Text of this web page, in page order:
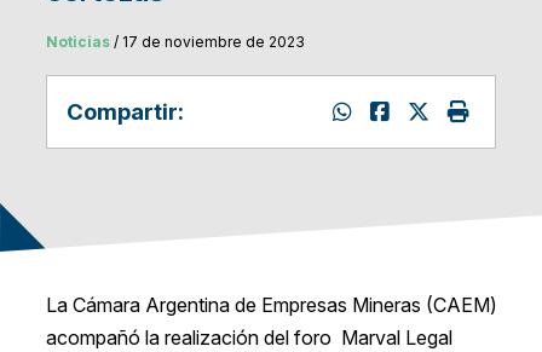
Noticias/ 17 de noviembre de 2023
Compartir:
La Cámara Argentina de Empresas Mineras (CAEM)
acompañó la realización del foro Marval Legal